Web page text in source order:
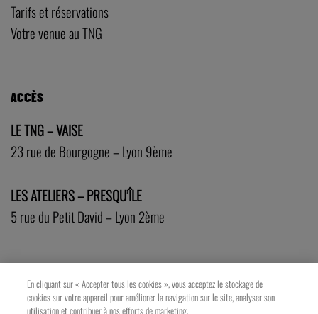
Tarifs et réservations
Votre venue au TNG
ACCÈS
LE TNG – VAISE
23 rue de Bourgogne – Lyon 9ème
LES ATELIERS – PRESQU’ÎLE
5 rue du Petit David – Lyon 2ème
En cliquant sur « Accepter tous les cookies », vous acceptez le stockage de
cookies sur votre appareil pour améliorer la navigation sur le site, analyser son
utilisation et contribuer à nos efforts de marketing.